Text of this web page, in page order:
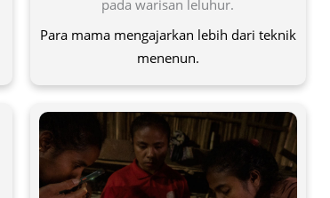
Para mama mengajarkan lebih dari teknik
menenun.